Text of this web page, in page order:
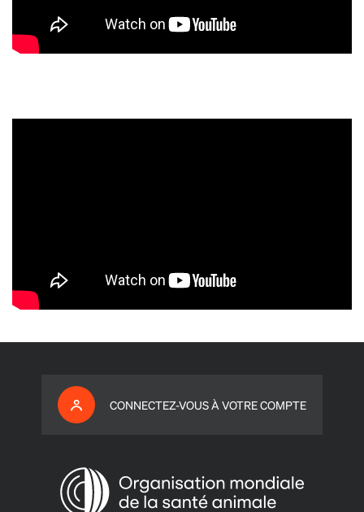
CONNECTEZ-VOUS À VOTRE COMPTE